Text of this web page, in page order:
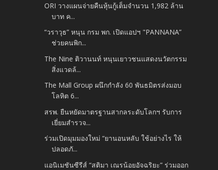
ORI วางแผนจ่ายคืนหุ้นกู้เต็มจำนวน 1,982 ล้าน
บาท ค...
“วราวุธ” หนุน กรม พก. เปิดแอปฯ "PANNANA”
ช่วยคนพิก...
The Nine ติวานนท์ หนุนเยาวชนแสดงนวัตกรรม
สิ่งแวดล้...
The Mall Group ผนึกกำลัง 60 พันธมิตรส่งมอบ
โลหิต 6...
สรพ. ยืนหยัดมาตรฐานสากลระดับโลกฯ รับการ
เยี่ยมสำรวจ...
ร่วมเปิดมุมมองใหม่ “ยานอนหลับ ใช้อย่างไร ให้
ปลอดภั...
แอนิเมชันซีรีส์ “สติมา เณรน้อยอัจฉริยะ” ร่วมออก